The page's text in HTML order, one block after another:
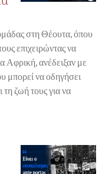
στη Θέουτα, όπου
επιχειρώντας να
Αφρική, ανέδειξαν με
μπορεί να οδηγήσει
ζωή τους για να